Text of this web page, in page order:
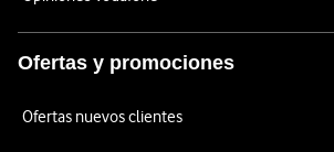
Ofertas y promociones
Ofertas nuevos clientes